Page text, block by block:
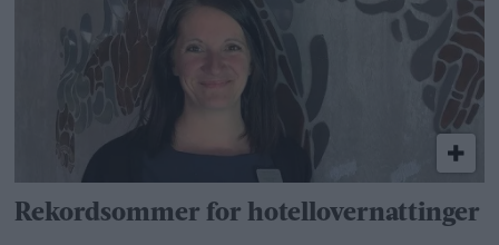
Rekordsommer for hotellovernattinger